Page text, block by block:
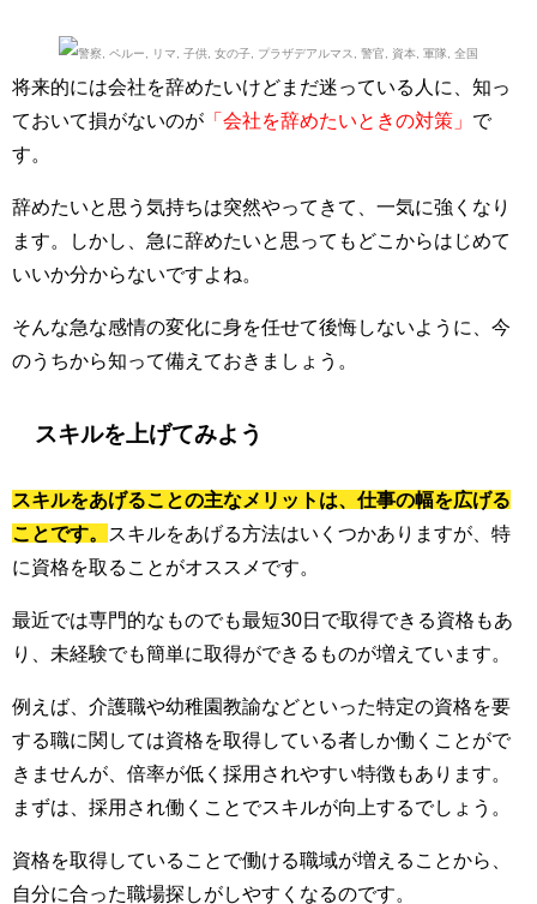
将来的には会社を辞めたいけどまだ迷っている人に、知っ
ておいて損がないのが 「会社を辞めたいときの対策」 で
す。
辞めたいと思う気持ちは突然やってきて、一気に強くなり
ます。しかし、急に辞めたいと思ってもどこからはじめて
いいか分からないですよね。
そんな急な感情の変化に身を任せて後悔しないように、今
のうちから知って備えておきましょう。
スキルを上げてみよう
スキルをあげることの主なメリットは、仕事の幅を広げる
ことです。
スキルをあげる方法はいくつかありますが、特
に資格を取ることがオススメです。
最近では専門的なものでも最短30日で取得できる資格もあ
り、未経験でも簡単に取得ができるものが増えています。
例えば、介護職や幼稚園教諭などといった特定の資格を要
する職に関しては資格を取得している者しか働くことがで
きませんが、倍率が低く採用されやすい特徴もあります。
まずは、採用され働くことでスキルが向上するでしょう。
資格を取得していることで働ける職域が増えることから、
自分に合った職場探しがしやすくなるのです。